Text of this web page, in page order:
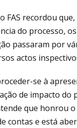
FAS recordou
do processo,
passaram por
actos
se à
de impacto do
que honrou
contas e está